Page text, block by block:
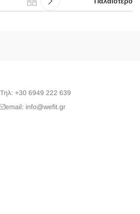
Τηλ: +30 6949 222 639
email: info@wefit.gr